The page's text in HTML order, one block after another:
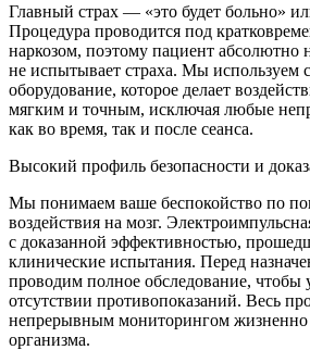
Главный страх — «это будет больно»
Процедура проводится под
наркозом, поэтому пациент абсолютно
не испытывает страха. Мы используем
оборудование, которое делает
мягким и точным, исключая любые
как во время, так и после сеанса.
Высокий профиль безопасности и
Мы понимаем ваше беспокойство по
воздействия на мозг.
с доказанной эффективностью,
клинические испытания. Перед
проводим полное обследование, чтобы
отсутствии противопоказаний. Весь
непрерывным мониторингом
организма.